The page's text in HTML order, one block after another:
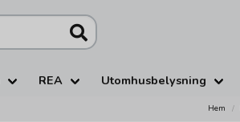
REA Utomhusbelysning
Hem